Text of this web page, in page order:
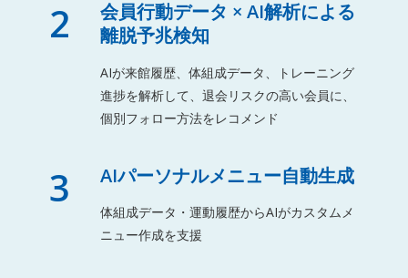
2
会員行動データ × AI解析による
離脱予兆検知
AIが来館履歴、体組成データ、トレーニング
進捗を解析して、退会リスクの高い会員に、
個別フォロー方法をレコメンド
3 AIパーソナルメニュー自動生成
体組成データ・運動履歴からAIがカスタムメ
ニュー作成を支援